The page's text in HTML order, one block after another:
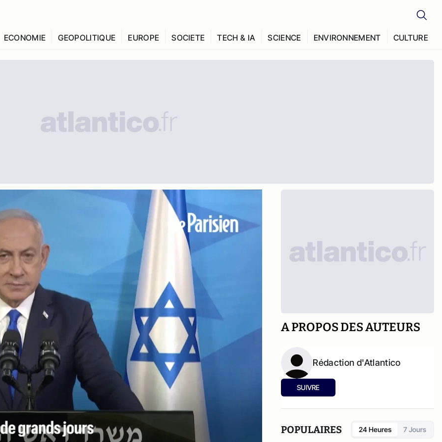
ECONOMIE GEOPOLITIQUE EUROPE SOCIETE TECH & IA SCIENCE ENVIRONNEMENT CULTURE
A PROPOS DES AUTEURS
Rédaction d'Atlantico
SUIVRE
POPULAIRES 24 Heures 7 Jours